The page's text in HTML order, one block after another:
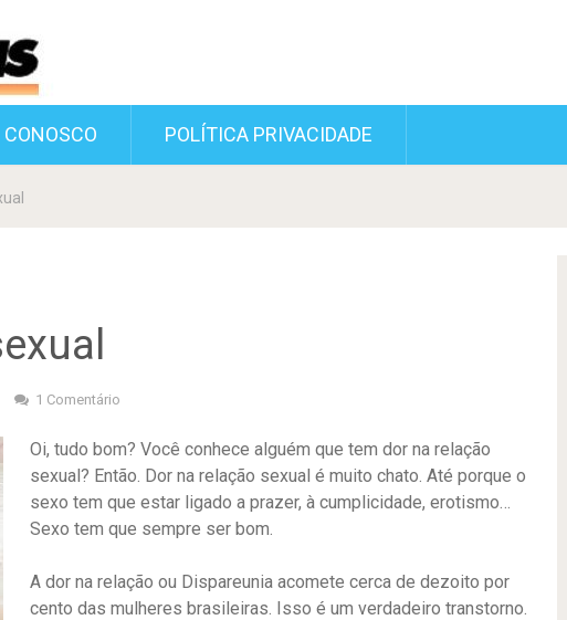
CONOSCO POLÍTICA PRIVACIDADE
1 Comentário
Oi, tudo bom? Você conhece alguém que tem dor na relação
sexual? Então. Dor na relação sexual é muito chato. Até porque o
sexo tem que estar ligado a prazer, à cumplicidade, erotismo…
Sexo tem que sempre ser bom.
A dor na relação ou Dispareunia acomete cerca de dezoito por
cento das mulheres brasileiras. Isso é um verdadeiro transtorno.